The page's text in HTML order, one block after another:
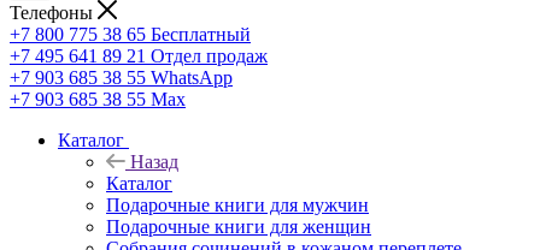
Телефоны
+7 800 775 38 65 Бесплатный
+7 495 641 89 21 Отдел продаж
+7 903 685 38 55 WhatsApp
+7 903 685 38 55 Max
Каталог
Назад
Каталог
Подарочные книги для мужчин
Подарочные книги для женщин